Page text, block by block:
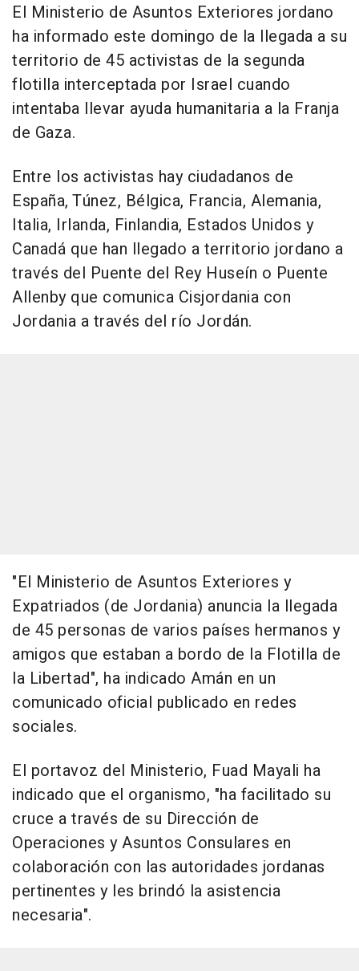
El Ministerio de Asuntos Exteriores jordano
ha informado este domingo de la llegada a su
territorio de 45 activistas de la segunda
flotilla interceptada por Israel cuando
intentaba llevar ayuda humanitaria a la Franja
de Gaza.
Entre los activistas hay ciudadanos de
España, Túnez, Bélgica, Francia, Alemania,
Italia, Irlanda, Finlandia, Estados Unidos y
Canadá que han llegado a territorio jordano a
través del Puente del Rey Huseín o Puente
Allenby que comunica Cisjordania con
Jordania a través del río Jordán.
"El Ministerio de Asuntos Exteriores y
Expatriados (de Jordania) anuncia la llegada
de 45 personas de varios países hermanos y
amigos que estaban a bordo de la Flotilla de
la Libertad", ha indicado Amán en un
comunicado oficial publicado en redes
sociales.
El portavoz del Ministerio, Fuad Mayali ha
indicado que el organismo, "ha facilitado su
cruce a través de su Dirección de
Operaciones y Asuntos Consulares en
colaboración con las autoridades jordanas
pertinentes y les brindó la asistencia
necesaria".